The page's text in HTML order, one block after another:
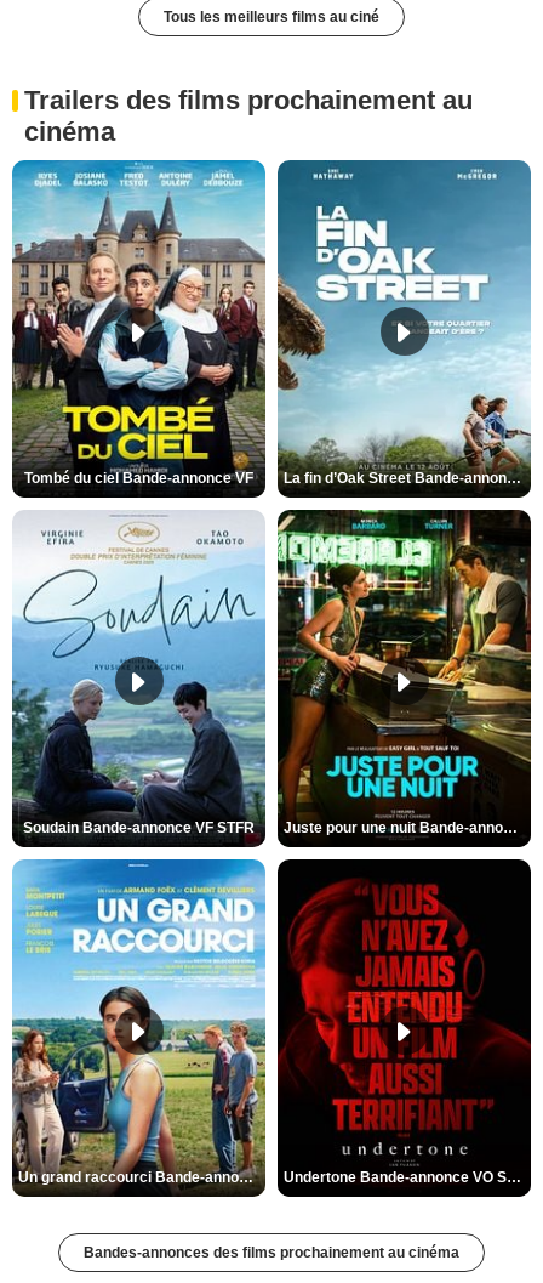
Tous les meilleurs films au ciné
Trailers des films prochainement au
cinéma
Tombé du ciel Bande-annonce VF La fin d’Oak Street Bande-annonce VO STFR
Soudain Bande-annonce VF STFR Juste pour une nuit Bande-annonce VO STFR
Un grand raccourci Bande-annonce VF Undertone Bande-annonce VO STFR
Bandes-annonces des films prochainement au cinéma